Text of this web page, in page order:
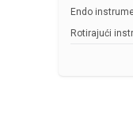
Endo
Rotirajući